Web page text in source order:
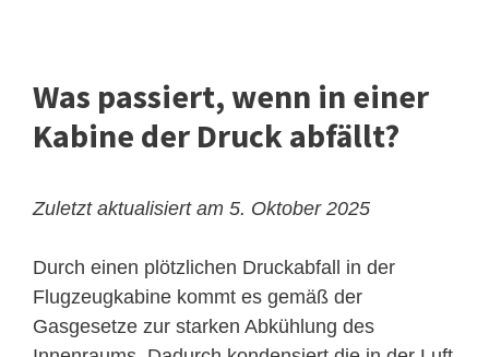
Was passiert, wenn in einer
Kabine der Druck abfällt?
Zuletzt aktualisiert am 5. Oktober 2025
Durch einen plötzlichen Druckabfall in der
Flugzeugkabine kommt es gemäß der
Gasgesetze zur starken Abkühlung des